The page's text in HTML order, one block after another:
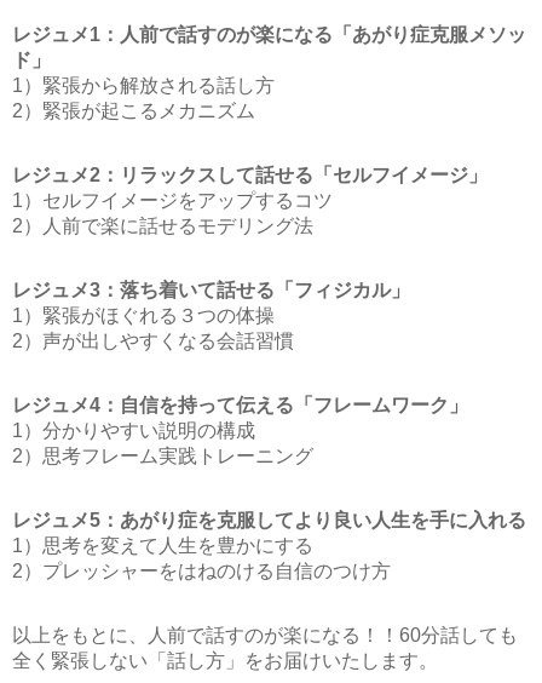
レジュメ1：人前で話すのが楽になる「あがり症克服メソッ
ド」
1）緊張から解放される話し方
2）緊張が起こるメカニズム
レジュメ2：リラックスして話せる「セルフイメージ」
1）セルフイメージをアップするコツ
2）人前で楽に話せるモデリング法
レジュメ3：落ち着いて話せる「フィジカル」
1）緊張がほぐれる３つの体操
2）声が出しやすくなる会話習慣
レジュメ4：自信を持って伝える「フレームワーク」
1）分かりやすい説明の構成
2）思考フレーム実践トレーニング
レジュメ5：あがり症を克服してより良い人生を手に入れる
1）思考を変えて人生を豊かにする
2）プレッシャーをはねのける自信のつけ方
以上をもとに、人前で話すのが楽になる！！60分話しても
全く緊張しない「話し方」をお届けいたします。